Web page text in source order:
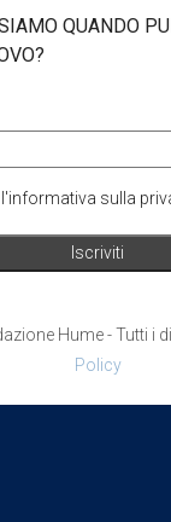
QUANDO
sulla
Hume - Tutti i
Policy